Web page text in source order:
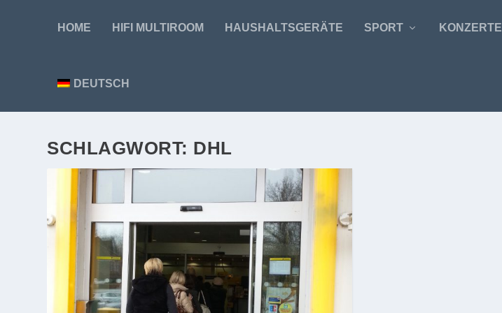
HOME HIFI MULTIROOM HAUSHALTSGERÄTE SPORT KONZERTE
DEUTSCH
SCHLAGWORT: DHL